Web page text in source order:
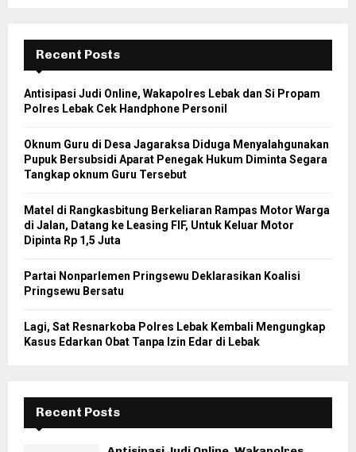
Recent Posts
Antisipasi Judi Online, Wakapolres Lebak dan Si Propam
Polres Lebak Cek Handphone Personil
Oknum Guru di Desa Jagaraksa Diduga Menyalahgunakan
Pupuk Bersubsidi Aparat Penegak Hukum Diminta Segara
Tangkap oknum Guru Tersebut
Matel di Rangkasbitung Berkeliaran Rampas Motor Warga
di Jalan, Datang ke Leasing FIF, Untuk Keluar Motor
Dipinta Rp 1,5 Juta
Partai Nonparlemen Pringsewu Deklarasikan Koalisi
Pringsewu Bersatu
Lagi, Sat Resnarkoba Polres Lebak Kembali Mengungkap
Kasus Edarkan Obat Tanpa Izin Edar di Lebak
Recent Posts